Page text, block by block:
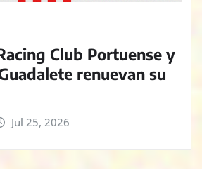
Club Portuense y
renuevan su
Jul 25, 2026